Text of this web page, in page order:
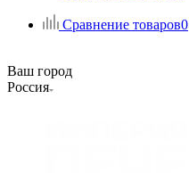
Сравнение товаров0
Ваш город
Россия